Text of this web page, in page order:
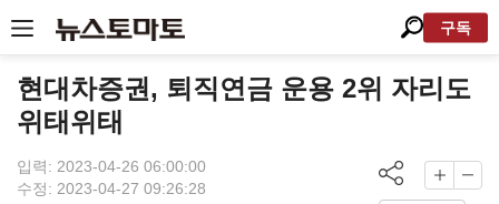
구독
현대차증권, 퇴직연금 운용 2위 자리도
위태위태
입력: 2023-04-26 06:00:00
수정: 2023-04-27 09:26:28